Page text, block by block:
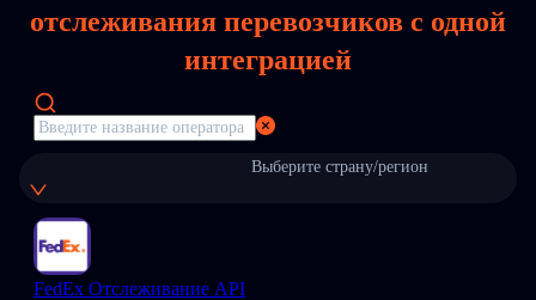
отслеживания перевозчиков с одной
интеграцией
Выберите страну/регион
FedEx Отслеживание API